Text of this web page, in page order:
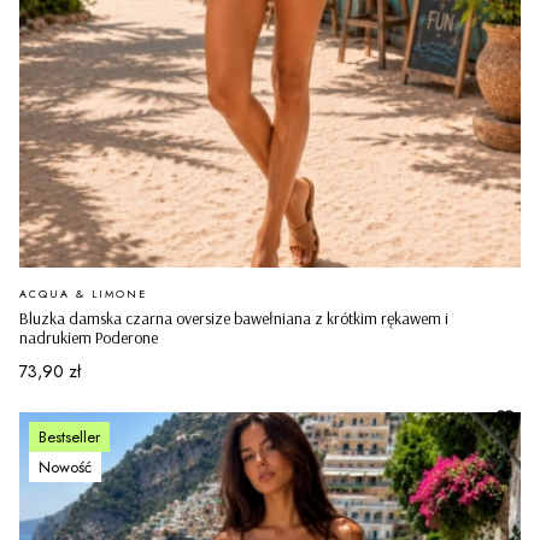
Bluzka damska czarna oversize bawełniana z krótkim rękawem i
nadrukiem Poderone
PRODUCENT
ACQUA & LIMONE
Cena
73,90 zł
Bestseller
Nowość